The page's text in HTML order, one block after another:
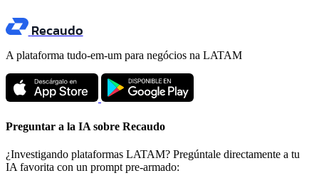
Recaudo
A plataforma tudo-em-um para negócios na LATAM
Preguntar a la IA sobre Recaudo
¿Investigando plataformas LATAM? Pregúntale directamente a tu
IA favorita con un prompt pre-armado: